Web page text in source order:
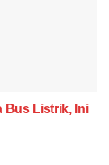
Bus Listrik, Ini